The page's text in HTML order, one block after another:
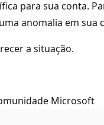
para sua conta.
anomalia em sua
a situação.
Microsoft